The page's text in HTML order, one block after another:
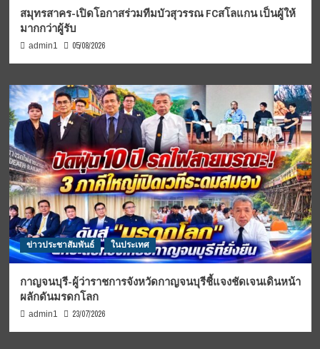
สมุทรสาคร-เปิดโอกาสร่วมทีมบัวสุวรรณ FCสโลแกน เป็นผู้ให้
มากกว่าผู้รับ
admin1 05/08/2026
ข่าวประชาสัมพันธ์ ในประเทศ
กาญจนบุรี-ผู้ว่าราชการจังหวัดกาญจนบุรีชี้แจงชัดเจนเดินหน้า
ผลักดันมรดกโลก
admin1 23/07/2026